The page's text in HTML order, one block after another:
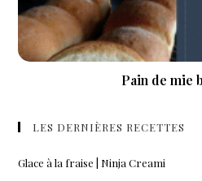
Pain de mie
LES DERNIÈRES RECETTES
Glace à la fraise | Ninja Creami